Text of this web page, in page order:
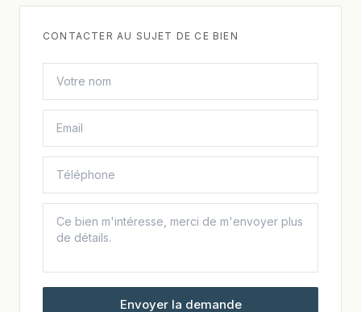
CONTACTER AU SUJET DE CE BIEN
Envoyer la demande